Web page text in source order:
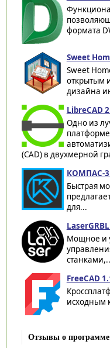
формата
Sweet
Sweet
открытым
дизайна
LibreCAD
Одно из
(CAD) в двухмерной
КОМПАС-
Быстрая
для...
Мощное и
FreeCAD
исходным
Отзывы о